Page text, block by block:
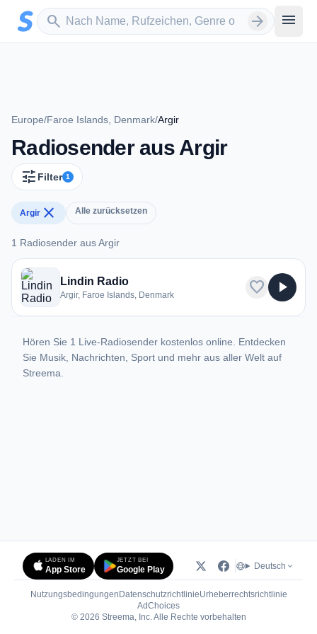
Zum Hauptinhalt springen
search
Sender suchen arrow_forward menu
Europe/Faroe Islands, Denmark/Argir
Radiosender aus Argir
tune Filter 1
Argir close Alle zurücksetzen
1 Radiosender aus Argir
1 Radiosender aus Argir
Lindin Radio
Argir, Faroe Islands, Denmark favorite play_arrow
Hören Sie 1 Live-Radiosender kostenlos online. Entdecken
Sie Musik, Nachrichten, Sport und mehr aus aller Welt auf
Streema.
LADEN IM
App Store
JETZT BEI
Google Play Deutsch
Nutzungsbedingungen DatenschutzrichtlinieUrheberrechtsrichtlinie
AdChoices(öffnet in neuem Tab)
© 2026 Streema, Inc. Alle Rechte vorbehalten